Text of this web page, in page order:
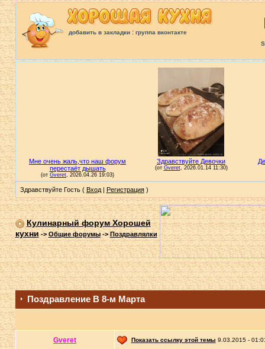
добавить в закладки: группа вконтакте
Здравствуйте Гость ( Вход| Регистрация)
Кулинарный форум Хорошей
кухни->Общие форумы-> Поздравлялки
Поздравление В 8-м Марта
Gveret Показать ссылку этой темы 9.03.2015 -